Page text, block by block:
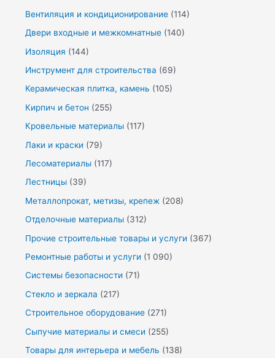
Вентиляция и кондиционирование (114)
Двери входные и межкомнатные (140)
Изоляция (144)
Инструмент для строительства (69)
Керамическая плитка, камень (105)
Кирпич и бетон (255)
Кровельные материалы (117)
Лаки и краски (79)
Лесоматериалы (117)
Лестницы (39)
Металлопрокат, метизы, крепеж (208)
Отделочные материалы (312)
Прочие строительные товары и услуги (367)
Ремонтные работы и услуги (1 090)
Системы безопасности (71)
Стекло и зеркала (217)
Строительное оборудование (271)
Сыпучие материалы и смеси (255)
Товары для интерьера и мебель (138)